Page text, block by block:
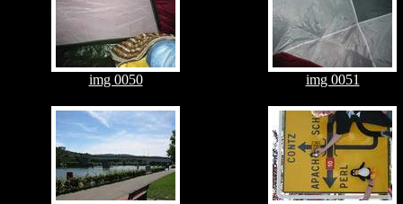
img 0050 img 0051